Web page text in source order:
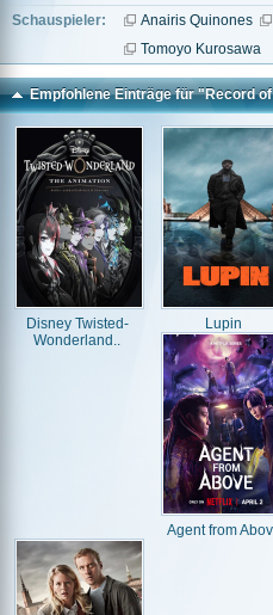
Schauspieler:
Anairis Quinones
Tomoyo Kurosawa
Empfohlene Einträge für "Record
Disney Twisted-
Wonderland..
Lupin
Agent from